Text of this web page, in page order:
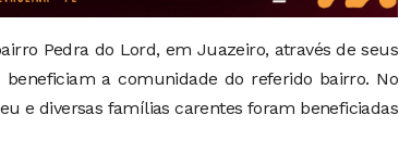
Pedra do Lord, em Juazeiro, através de seus
a comunidade do referido bairro. No
e diversas famílias carentes foram beneficiadas